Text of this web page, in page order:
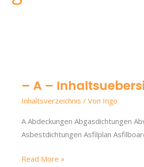
– A –
Inhaltsverzeichnis / Von Ingo
A Abdeckungen Abgasdichtungen
Asbestdichtungen Asfilplan
–
A
Inhaltsuebersicht
Read More »